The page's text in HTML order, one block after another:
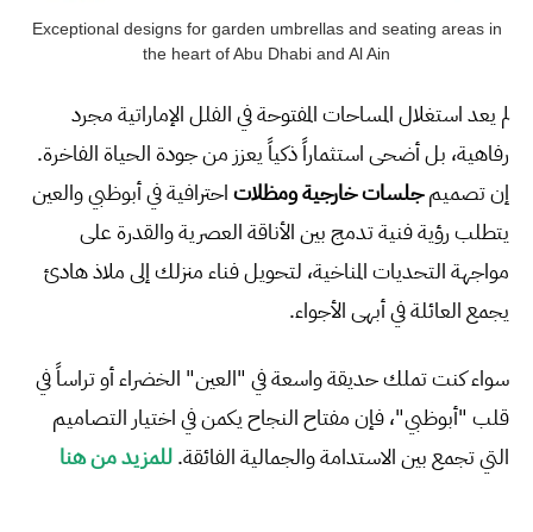
Exceptional designs for garden umbrellas and seating areas in
the heart of Abu Dhabi and Al Ain
لم يعد استغلال المساحات المفتوحة في الفلل الإماراتية مجرد
رفاهية، بل أضحى استثماراً ذكياً يعزز من جودة الحياة الفاخرة.
إن تصميمجلسات خارجية ومظلاتاحترافية في أبوظبي والعين
يتطلب رؤية فنية تدمج بين الأناقة العصرية والقدرة على
مواجهة التحديات المناخية، لتحويل فناء منزلك إلى ملاذ هادئ
يجمع العائلة في أبهى الأجواء.
سواء كنت تملك حديقة واسعة في "العين" الخضراء أو تراساً في
قلب "أبوظبي"، فإن مفتاح النجاح يكمن في اختيار التصاميم
التي تجمع بين الاستدامة والجمالية الفائقة.للمزيد من هنا